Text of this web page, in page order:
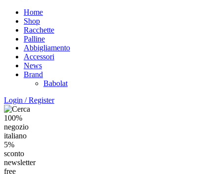
Home
Shop
Racchette
Palline
Abbigliamento
Accessori
News
Brand
Babolat
Login / Register
100%
negozio
italiano
5%
sconto
newsletter
free